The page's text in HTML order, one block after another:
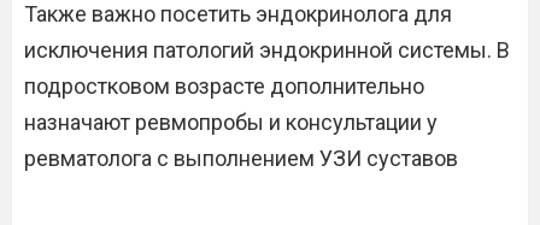
Также важно посетить эндокринолога для
исключения патологий эндокринной системы. В
подростковом возрасте дополнительно
назначают ревмопробы и консультации у
ревматолога с выполнением УЗИ суставов